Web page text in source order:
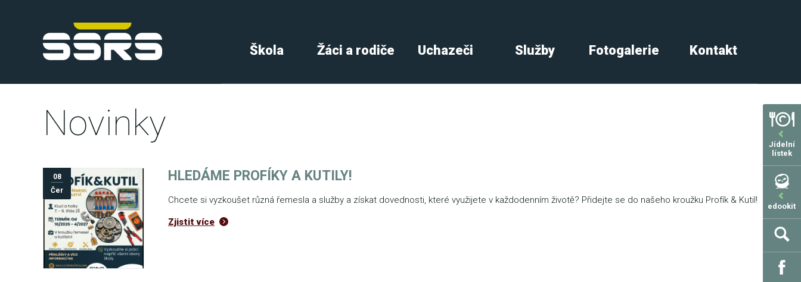
Jídelní
lístek
edookit
Škola Žáci a rodiče Uchazeči Služby Fotogalerie Kontakt
Novinky
08
Čer
HLEDÁME PROFÍKY A KUTILY!
Chcete si vyzkoušet různá řemesla a služby a získat dovednosti, které využijete v každodenním životě? Přidejte se do našeho kroužku Profík & Kutil!
Zjistit více